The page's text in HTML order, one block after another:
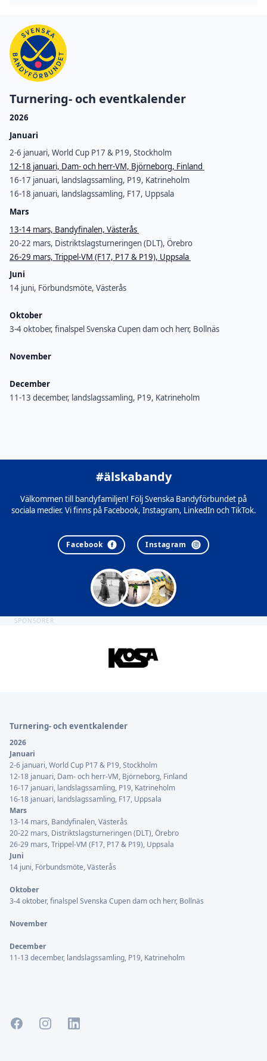
Turnering- och eventkalender
2026
Januari
2-6 januari, World Cup P17 & P19, Stockholm
12-18 januari, Dam- och herr-VM, Björneborg, Finland
16-17 januari, landslagssamling, P19, Katrineholm
16-18 januari, landslagssamling, F17, Uppsala
Mars
13-14 mars, Bandyfinalen, Västerås
20-22 mars, Distriktslagsturneringen (DLT), Örebro
26-29 mars, Trippel-VM (F17, P17 & P19), Uppsala
Juni
14 juni, Förbundsmöte, Västerås
Oktober
3-4 oktober, finalspel Svenska Cupen dam och herr, Bollnäs
November
December
11-13 december, landslagssamling, P19, Katrineholm
#älskabandy
Välkommen till bandyfamiljen! Följ Svenska Bandyförbundet på
sociala medier. Vi finns på Facebook, Instagram, LinkedIn och TikTok.
Facebook Instagram
SPONSORER
Turnering- och eventkalender
2026
Januari
2-6 januari, World Cup P17 & P19, Stockholm
12-18 januari, Dam- och herr-VM, Björneborg, Finland
16-17 januari, landslagssamling, P19, Katrineholm
16-18 januari, landslagssamling, F17, Uppsala
Mars
13-14 mars, Bandyfinalen, Västerås
20-22 mars, Distriktslagsturneringen (DLT), Örebro
26-29 mars, Trippel-VM (F17, P17 & P19), Uppsala
Juni
14 juni, Förbundsmöte, Västerås
Oktober
3-4 oktober, finalspel Svenska Cupen dam och herr, Bollnäs
November
December
11-13 december, landslagssamling, P19, Katrineholm
FacebookInstagramLinkedIn